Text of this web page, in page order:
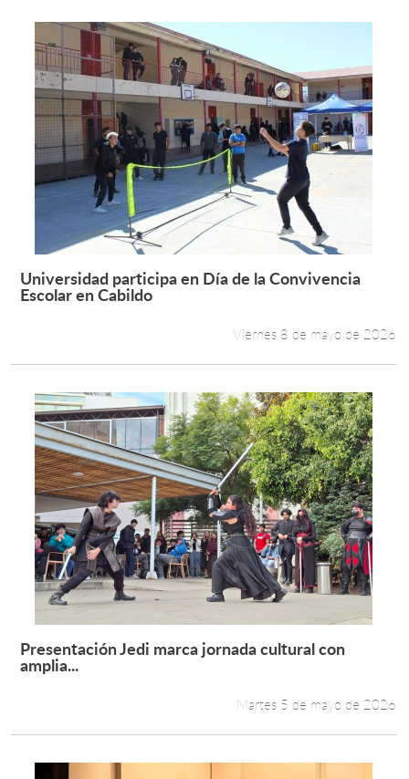
Leer más +
Universidad participa en Día de la Convivencia
Escolar en Cabildo
Viernes 8 de mayo de 2026
Leer más +
Presentación Jedi marca jornada cultural con
amplia...
Martes 5 de mayo de 2026